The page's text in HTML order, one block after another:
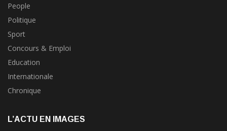
People
Politique
Sport
Concours & Emploi
Education
Internationale
Chronique
L’ACTU EN IMAGES